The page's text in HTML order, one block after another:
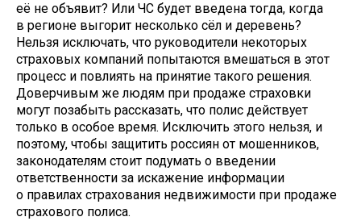
её не объявит? Или ЧС будет введена тогда, когда
в регионе выгорит несколько сёл и деревень?
Нельзя исключать, что руководители некоторых
страховых компаний попытаются вмешаться в этот
процесс и повлиять на принятие такого решения.
Доверчивым же людям при продаже страховки
могут позабыть рассказать, что полис действует
только в особое время. Исключить этого нельзя, и
поэтому, чтобы защитить россиян от мошенников,
законодателям стоит подумать о введении
ответственности за искажение информации
о правилах страхования недвижимости при продаже
страхового полиса.